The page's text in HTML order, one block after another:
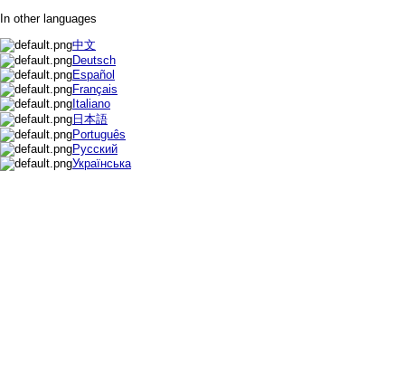
In other languages
中文
Deutsch
Español
Français
Italiano
日本語
Português
Русский
Українська